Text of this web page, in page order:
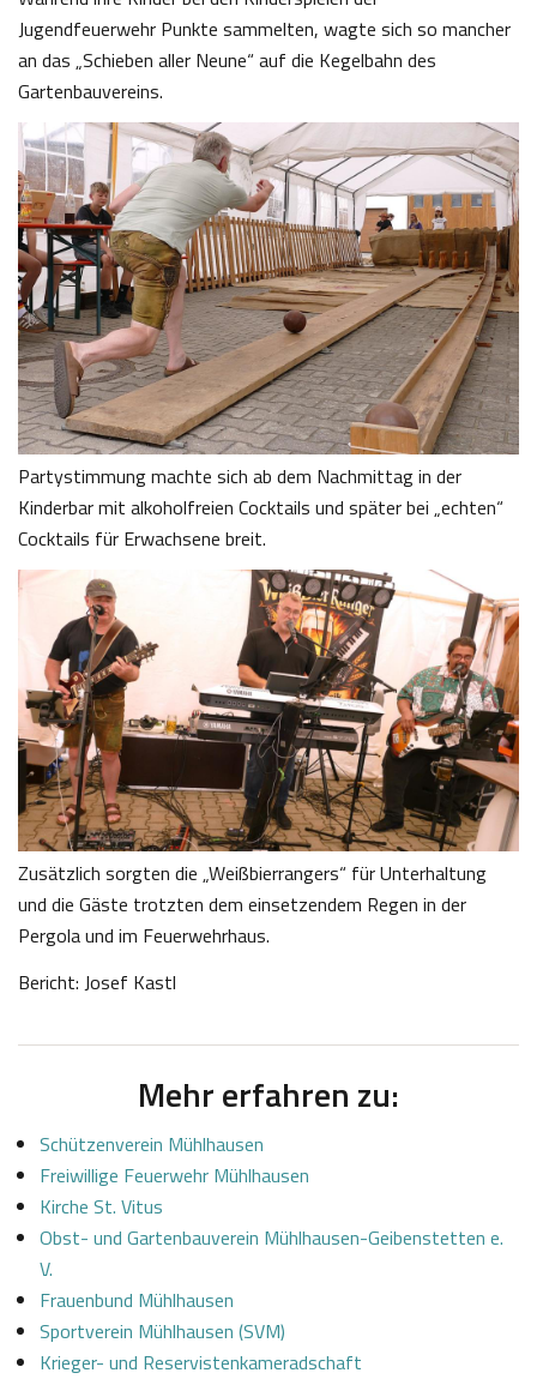
Jugendfeuerwehr Punkte sammelten, wagte sich so mancher
an das „Schieben aller Neune“ auf die Kegelbahn des
Gartenbauvereins.
Partystimmung machte sich ab dem Nachmittag in der
Kinderbar mit alkoholfreien Cocktails und später bei „echten“
Cocktails für Erwachsene breit.
Zusätzlich sorgten die „Weißbierrangers“ für Unterhaltung
und die Gäste trotzten dem einsetzendem Regen in der
Pergola und im Feuerwehrhaus.
Bericht: Josef Kastl
Mehr erfahren zu:
Schützenverein Mühlhausen
Freiwillige Feuerwehr Mühlhausen
Kirche St. Vitus
Obst- und Gartenbauverein Mühlhausen-Geibenstetten e.
V.
Frauenbund Mühlhausen
Sportverein Mühlhausen (SVM)
Krieger- und Reservistenkameradschaft